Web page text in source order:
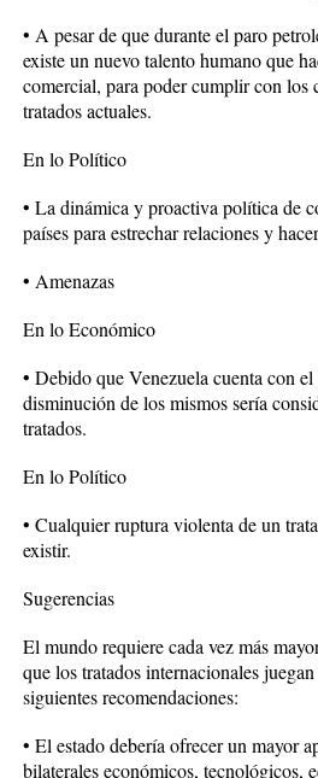
• A pesar de que durante el paro
existe un nuevo talento humano que
comercial, para poder cumplir con los
tratados actuales.
En lo Político
• La dinámica y proactiva política de
países para estrechar relaciones y
• Amenazas
En lo Económico
• Debido que Venezuela cuenta con
disminución de los mismos sería
tratados.
En lo Político
• Cualquier ruptura violenta de un
existir.
Sugerencias
El mundo requiere cada vez más
que los tratados internacionales
siguientes recomendaciones:
• El estado debería ofrecer un mayor
bilaterales económicos, tecnológicos,